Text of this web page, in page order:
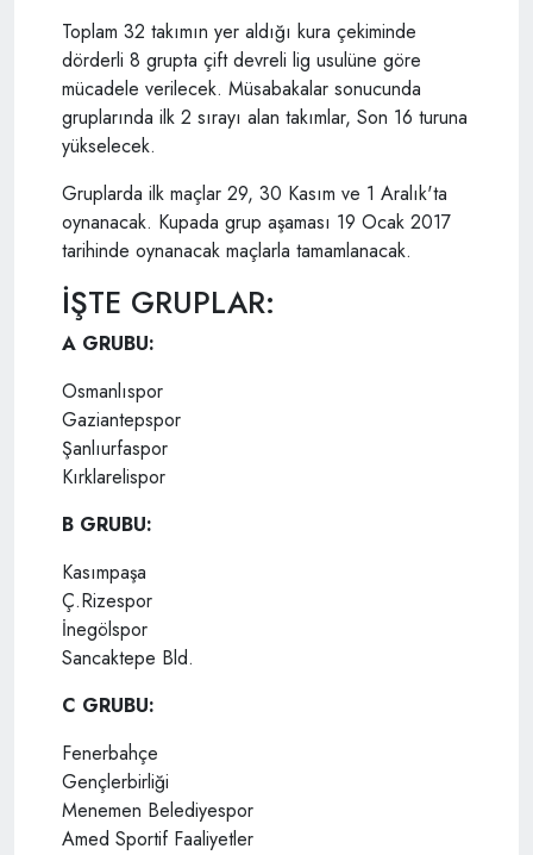
Toplam 32 takımın yer aldığı kura çekiminde
dörderli 8 grupta çift devreli lig usulüne göre
mücadele verilecek. Müsabakalar sonucunda
gruplarında ilk 2 sırayı alan takımlar, Son 16 turuna
yükselecek.
Gruplarda ilk maçlar 29, 30 Kasım ve 1 Aralık'ta
oynanacak. Kupada grup aşaması 19 Ocak 2017
tarihinde oynanacak maçlarla tamamlanacak.
İŞTE GRUPLAR:
A GRUBU:
Osmanlıspor
Gaziantepspor
Şanlıurfaspor
Kırklarelispor
B GRUBU:
Kasımpaşa
Ç.Rizespor
İnegölspor
Sancaktepe Bld.
C GRUBU:
Fenerbahçe
Gençlerbirliği
Menemen Belediyespor
Amed Sportif Faaliyetler